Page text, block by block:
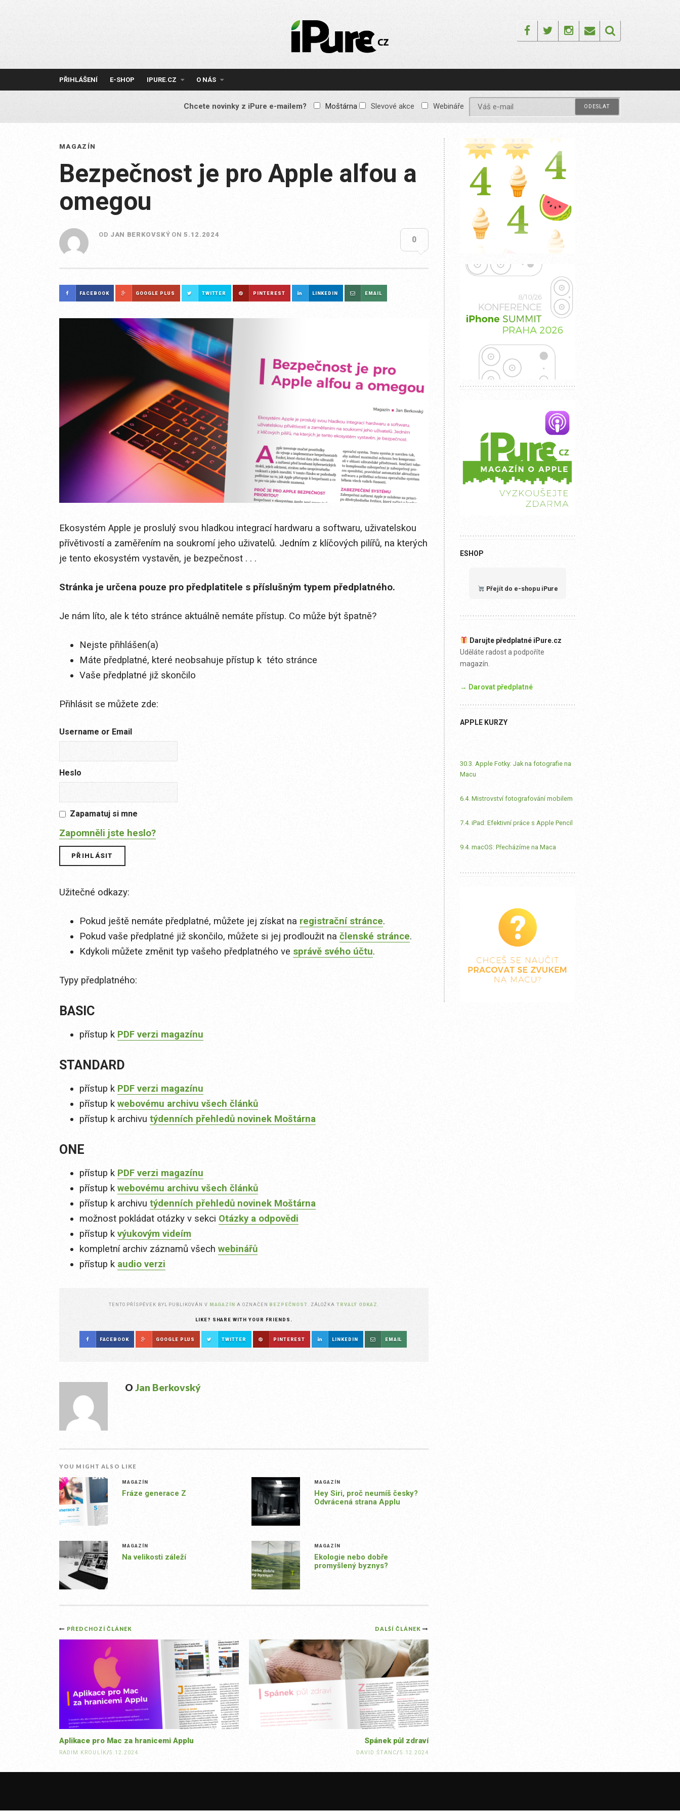
IPURE.CZ
Prémiový Apple e-
reklamy, žádné
obsah pro všechny
FacebookTwitterInstagram
Email
PŘIHLÁŠENÍ E-SHOP IPURE.CZ O NÁS
Chcete novinky z iPure e-mailem? Moštárna Slevové akce Webináře
MAGAZÍN
Bezpečnost je pro Apple alfou a
omegou
OD JAN BERKOVSKÝ ON5.12.2024
0
FACEBOOK GOOGLE PLUS TWITTER PINTEREST LINKEDIN EMAIL
Ekosystém Apple je proslulý svou hladkou integrací hardwaru a softwaru, uživatelskou
přívětivostí a zaměřením na soukromí jeho uživatelů. Jedním z klíčových pilířů, na kterých
je tento ekosystém vystavěn, je bezpečnost . . .
Stránka je určena pouze pro předplatitele s příslušným typem předplatného.
Je nám líto, ale k této stránce aktuálně nemáte přístup. Co může být špatně?
Nejste přihlášen(a)
Máte předplatné, které neobsahuje přístup k této stránce
Vaše předplatné již skončilo
Přihlásit se můžete zde:
Username or Email
Heslo
Zapamatuj si mne
Zapomněli jste heslo?
Užitečné odkazy:
Pokud ještě nemáte předplatné, můžete jej získat na registrační stránce.
Pokud vaše předplatné již skončilo, můžete si jej prodloužit na členské stránce.
Kdykoli můžete změnit typ vašeho předplatného ve správě svého účtu.
Typy předplatného:
BASIC
přístup k PDF verzi magazínu
STANDARD
přístup k PDF verzi magazínu
přístup k webovému archivu všech článků
přístup k archivu týdenních přehledů novinek Moštárna
ONE
přístup k PDF verzi magazínu
přístup k webovému archivu všech článků
přístup k archivu týdenních přehledů novinek Moštárna
možnost pokládat otázky v sekci Otázky a odpovědi
přístup k výukovým videím
kompletní archiv záznamů všech webinářů
přístup k audio verzi
TENTO PŘÍSPĚVEK BYL PUBLIKOVÁN V MAGAZÍN A OZNAČEN BEZPEČNOST . ZÁLOŽKATRVALÝ ODKAZ
LIKE? SHARE WITH YOUR FRIENDS.
FACEBOOK GOOGLE PLUS TWITTER PINTEREST LINKEDIN EMAIL
O Jan Berkovský
YOU MIGHT ALSO LIKE
MAGAZÍN
Fráze generace Z
MAGAZÍN
Hey Siri, proč neumíš česky?
Odvrácená strana Applu
MAGAZÍN
Na velikosti záleží
MAGAZÍN
Ekologie nebo dobře
promyšlený byznys?
Post
navigation
DALŠÍ ČLÁNEK
Spánek půl zdraví
DAVID ŠTANC/5.12.2024
PŘEDCHOZÍ ČLÁNEK
Aplikace pro Mac za hranicemi Applu
RADIM KROULÍK/5.12.2024
ESHOP
Přejít do e-shopu iPure
Darujte předplatné iPure.cz
Uděláte radost a podpoříte
magazín.
→ Darovat předplatné
APPLE KURZY
30.3. Apple Fotky: Jak na fotografie na
Macu
6.4. Mistrovství fotografování mobilem
7.4. iPad: Efektivní práce s Apple Pencil
9.4. macOS: Přecházíme na Maca